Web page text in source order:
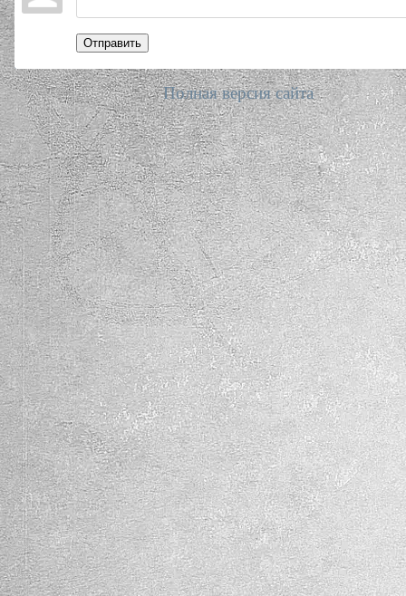
Отправить
Полная версия сайта